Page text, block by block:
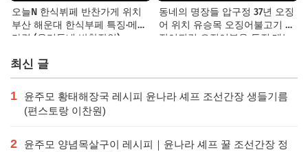
오늘N 한식뷔페 반찬가게 위치
부산 해운대 한식부페 특징·메뉴·
가격 (우리동네 반찬장인)
동네의 명장들 압구정 37년 오징
어 위치 유승목 오징어불고기 오
징어튀김 오징어볶음 특징·메뉴·
최신 글
1
윤주모 황태해장국 레시피 윤나라 셰프 조선간장 생들기름
(편스토랑 이찬원)
2
윤주모 양념목살구이 레시피｜윤나라 셰프 꿀 조선간장 정